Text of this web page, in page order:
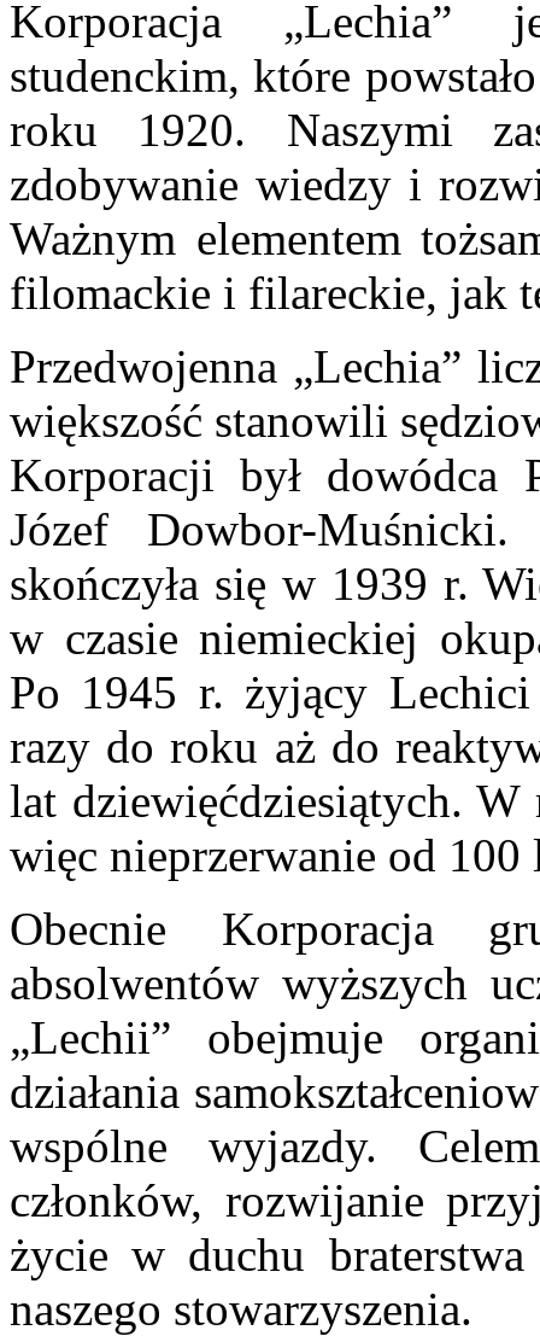
Korporacja „Lechia”
studenckim, które
roku 1920. Naszymi
zdobywanie wiedzy i
Ważnym elementem
filomackie i filareckie, jak
Przedwojenna „Lechia”
większość stanowili
Korporacji był dowódca
Józef Dowbor-Muśnicki.
skończyła się w 1939 r.
w czasie niemieckiej
Po 1945 r. żyjący
razy do roku aż do
lat dziewięćdziesiątych. W
więc nieprzerwanie od 100
Obecnie Korporacja
absolwentów wyższych
„Lechii” obejmuje
działania
wspólne wyjazdy.
członków, rozwijanie
życie w duchu
naszego stowarzyszenia.